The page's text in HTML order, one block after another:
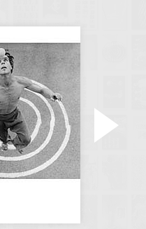
d'art